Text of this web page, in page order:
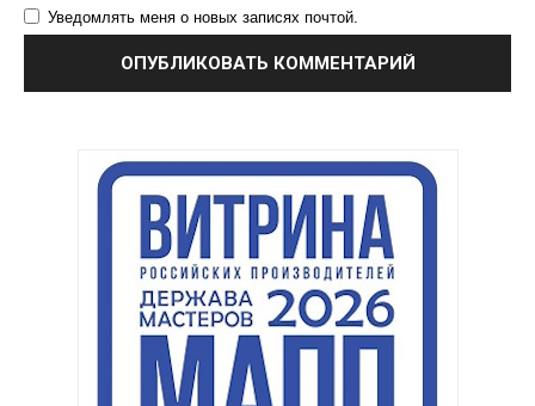
Уведомлять меня о новых записях почтой.